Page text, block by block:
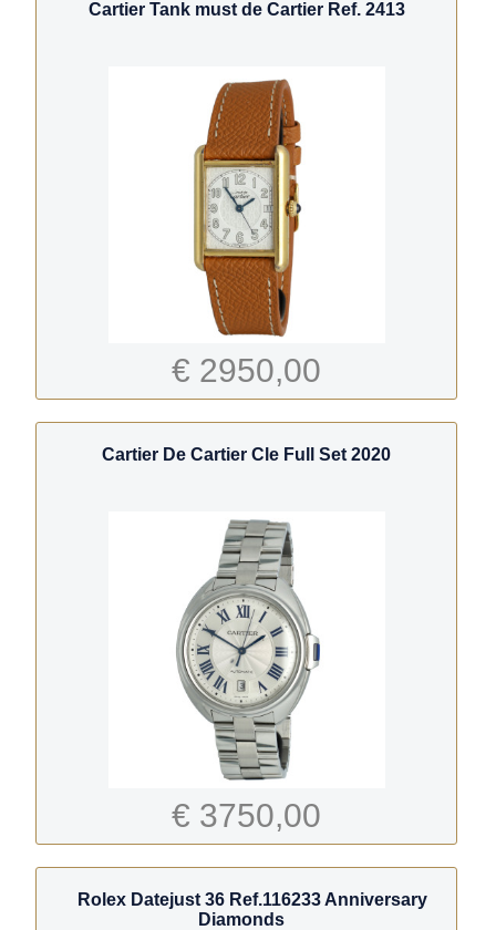
Cartier Tank must de Cartier Ref. 2413
€ 2950,00
Cartier De Cartier Cle Full Set 2020
€ 3750,00
Rolex Datejust 36 Ref.116233 Anniversary
Diamonds